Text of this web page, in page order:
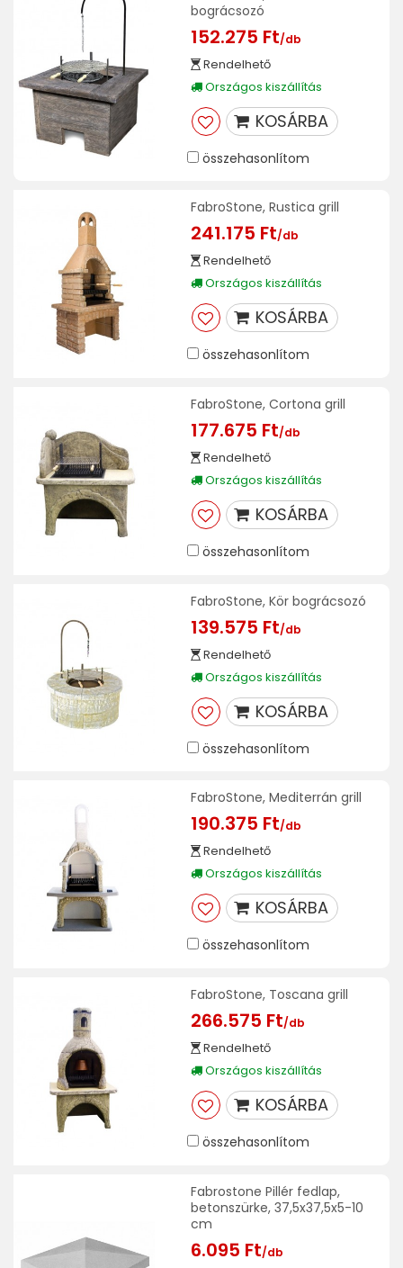
bográcsozó
152.275 Ft/db
Rendelhető
Országos kiszállítás
KOSÁRBA
összehasonlítom
FabroStone, Rustica grill
241.175 Ft/db
Rendelhető
Országos kiszállítás
KOSÁRBA
összehasonlítom
FabroStone, Cortona grill
177.675 Ft/db
Rendelhető
Országos kiszállítás
KOSÁRBA
összehasonlítom
FabroStone, Kör bográcsozó
139.575 Ft/db
Rendelhető
Országos kiszállítás
KOSÁRBA
összehasonlítom
FabroStone, Mediterrán grill
190.375 Ft/db
Rendelhető
Országos kiszállítás
KOSÁRBA
összehasonlítom
FabroStone, Toscana grill
266.575 Ft/db
Rendelhető
Országos kiszállítás
KOSÁRBA
összehasonlítom
Fabrostone Pillér fedlap,
betonszürke, 37,5x37,5x5-10
cm
6.095 Ft/db